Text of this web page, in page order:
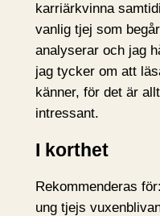
karriärkvinna
vanlig tjej som
analyserar och jag
jag tycker om att
känner, för det är
intressant.
I korthet
Rekommenderas
ung tjejs